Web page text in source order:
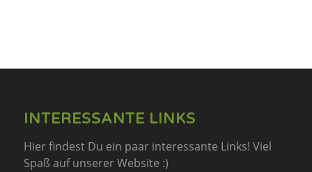
INTERESSANTE LINKS
Hier findest Du ein paar interessante Links! Viel
Spaß auf unserer Website :)